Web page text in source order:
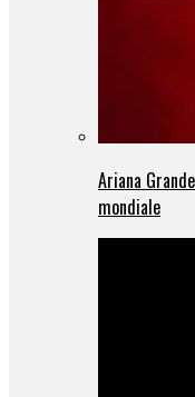
Ariana
mondiale